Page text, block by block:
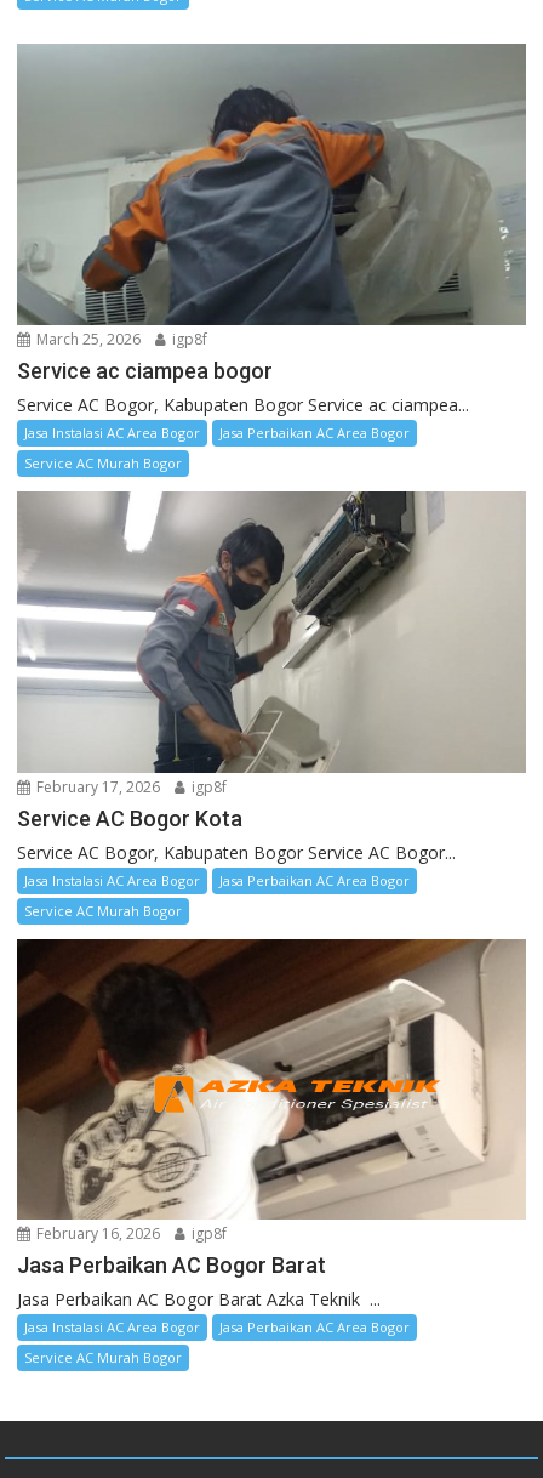
March 25, 2026 igp8f
Service ac ciampea bogor
Service AC Bogor, Kabupaten Bogor Service ac ciampea...
Jasa Instalasi AC Area Bogor
Jasa Perbaikan AC Area Bogor
Service AC Murah Bogor
February 17, 2026 igp8f
Service AC Bogor Kota
Service AC Bogor, Kabupaten Bogor Service AC Bogor...
Jasa Instalasi AC Area Bogor
Jasa Perbaikan AC Area Bogor
Service AC Murah Bogor
February 16, 2026 igp8f
Jasa Perbaikan AC Bogor Barat
Jasa Perbaikan AC Bogor Barat Azka Teknik ...
Jasa Instalasi AC Area Bogor
Jasa Perbaikan AC Area Bogor
Service AC Murah Bogor